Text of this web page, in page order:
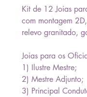
Kit de 12 Joias
com montagem
relevo granitado,
Joias para os
1) Ilustre Mestre;
2) Mestre Adjunto;
3) Principal